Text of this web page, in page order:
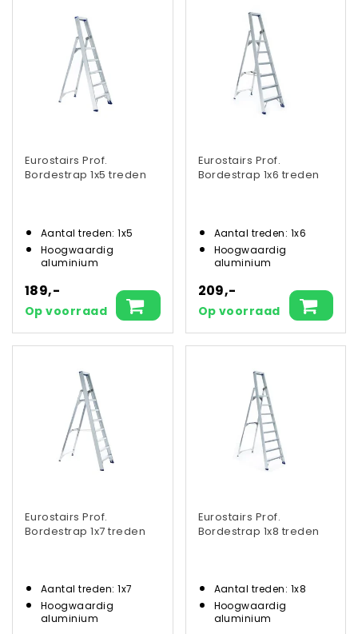
Eurostairs Prof.
Bordestrap 1x5 treden
Aantal treden: 1x5
Hoogwaardig
aluminium
189,-
Op voorraad
Eurostairs Prof.
Bordestrap 1x6 treden
Aantal treden: 1x6
Hoogwaardig
aluminium
209,-
Op voorraad
Eurostairs Prof.
Bordestrap 1x7 treden
Aantal treden: 1x7
Hoogwaardig
aluminium
Eurostairs Prof.
Bordestrap 1x8 treden
Aantal treden: 1x8
Hoogwaardig
aluminium